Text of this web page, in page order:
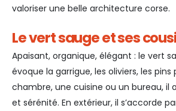
valoriser une belle architecture corse.
Le vert sauge et ses
Apaisant, organique, élégant : le vert
évoque la garrigue, les oliviers, les pins
chambre, une cuisine ou un bureau, il
et sérénité. En extérieur, il s’accorde